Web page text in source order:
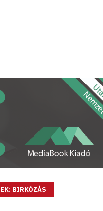
BIRKÓZÁS